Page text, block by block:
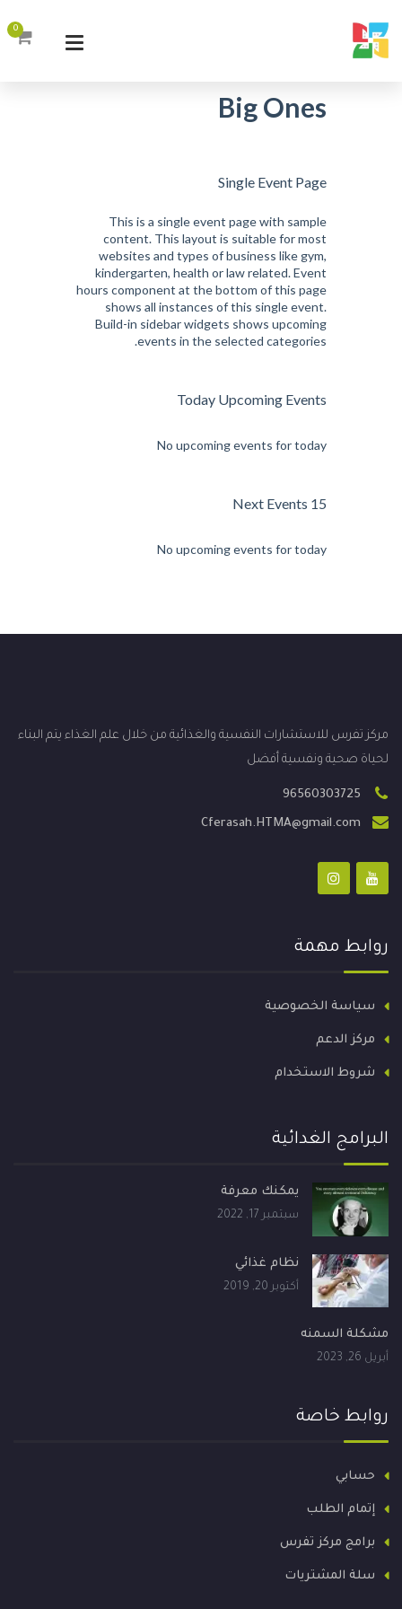
0
Big Ones
Single Event Page
This is a single event page with sample
content. This layout is suitable for most
websites and types of business like gym,
kindergarten, health or law related. Event
hours component at the bottom of this page
shows all instances of this single event.
Build-in sidebar widgets shows upcoming
events in the selected categories.
Today Upcoming Events
No upcoming events for today
15 Next Events
No upcoming events for today
مركز تفرس للاستشارات النفسية والغذائية من خلال علم الغذاء يتم البناء
لحياة صحية ونفسية أفضل
96560303725
Cferasah.HTMA@gmail.com
روابط مهمة
سياسة الخصوصية
مركز الدعم
شروط الاستخدام
البرامج الغدائية
يمكنك معرفة
سبتمبر 17, 2022
نظام غذائي
أكتوبر 20, 2019
مشكلة السمنه
أبريل 26, 2023
روابط خاصة
حسابي
إتمام الطلب
برامج مركز تفرس
سلة المشتريات